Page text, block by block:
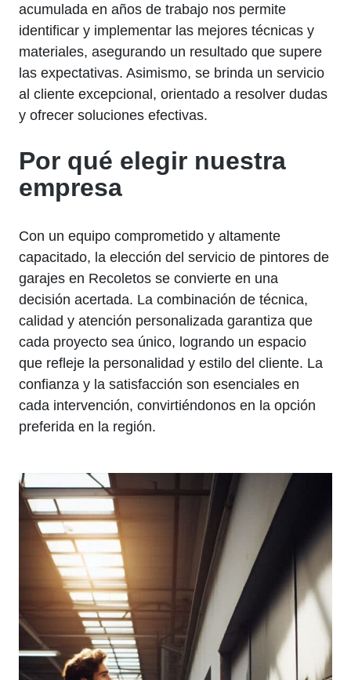
acumulada en años de trabajo nos permite
identificar y implementar las mejores técnicas y
materiales, asegurando un resultado que supere
las expectativas. Asimismo, se brinda un servicio
al cliente excepcional, orientado a resolver dudas
y ofrecer soluciones efectivas.
Por qué elegir nuestra
empresa
Con un equipo comprometido y altamente
capacitado, la elección del servicio de pintores de
garajes en Recoletos se convierte en una
decisión acertada. La combinación de técnica,
calidad y atención personalizada garantiza que
cada proyecto sea único, logrando un espacio
que refleje la personalidad y estilo del cliente. La
confianza y la satisfacción son esenciales en
cada intervención, convirtiéndonos en la opción
preferida en la región.